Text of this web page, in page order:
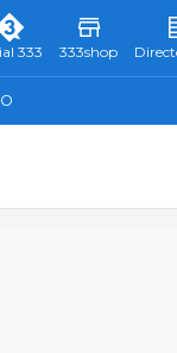
333 333shop